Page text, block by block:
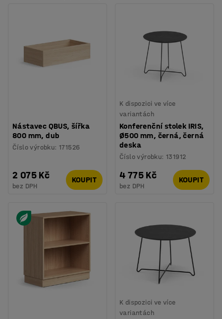
Nástavec QBUS, šířka
800 mm, dub
Číslo výrobku:171526
2 075 Kč
bez DPH
KOUPIT
K dispozici ve více
variantách
Konferenční stolek IRIS,
Ø500 mm, černá, černá
deska
Číslo výrobku:131912
4 775 Kč
bez DPH
KOUPIT
K dispozici ve více
variantách